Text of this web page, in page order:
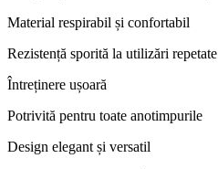
Material respirabil și confortabil
Rezistență sporită la utilizări repetate
Întreținere ușoară
Potrivită pentru toate anotimpurile
Design elegant și versatil